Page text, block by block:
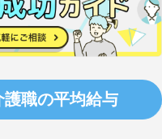
職の平均給与